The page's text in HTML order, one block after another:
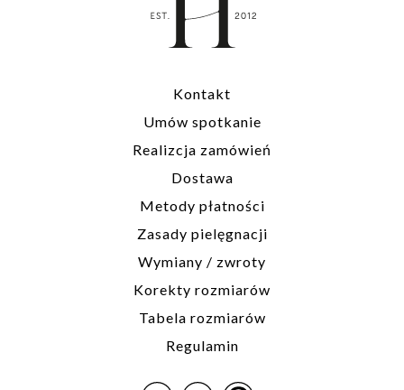
Kontakt
Umów spotkanie
Realizcja zamówień
Dostawa
Metody płatności
Zasady pielęgnacji
Wymiany / zwroty
Korekty rozmiarów
Tabela rozmiarów
Regulamin